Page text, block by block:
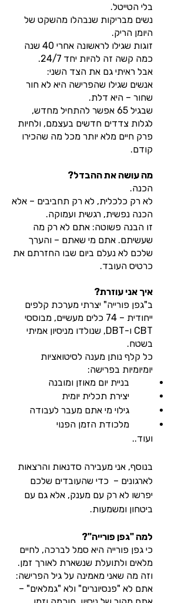
בלי הטייטל.
נשים מבריקות שנבהלו מהשקט של
היומן הריק.
זוגות שגילו לראשונה אחרי 40 שנה
כמה קשה זה להיות יחד 24/7.
אבל ראיתי גם את הצד השני:
אנשים שגילו שהפרישה היא לא חור
שחור – היא דלת.
שבגיל 65 אפשר להתחיל מחדש,
לגלות צדדים חדשים בעצמם, ולחיות
פרק חיים מלא יותר מכל מה שהכירו
קודם.
מה עושה את ההבדל?
הכנה.
לא רק כלכלית, לא רק תחביבים – אלא
הכנה נפשית, רגשית ועמוקה.
זו הבנה פשוטה: אתם לא רק מה
שעשיתם. אתם מי שאתם – והערך
שלכם לא נעלם ביום שבו החזרתם את
כרטיס העובד.
איך אני עוזרת?
ב"גפן פורייה" יצרתי מערכת קלפים
ייחודית – 74 כלים מעשיים, מבוססי
CBT ו-DBT, שנולדו מניסיון אמיתי
בשטח.
כל קלף נותן מענה לסיטואציות
יומיומיות בפרישה:
בניית יום מאוזן ומובנה
יצירת תכלית יומית
גילוי מי אתם מעבר לעבודה
מלכודת הזמן הפנוי
ועוד..
בנוסף, אני מעבירה סדנאות והרצאות
לארגונים – כדי שהעובדים שלכם
יפרשו לא רק עם מענק, אלא גם עם
ביטחון ומשמעות.
למה "גפן פורייה"?
כי גפן פורייה היא סמל לברכה, לחיים
מלאים ולתועלת שנשארת לאורך זמן.
וזה מה שאני מאמינה על גיל הפרישה:
אתם לא "פנסיונרים" ולא "גמלאים" –